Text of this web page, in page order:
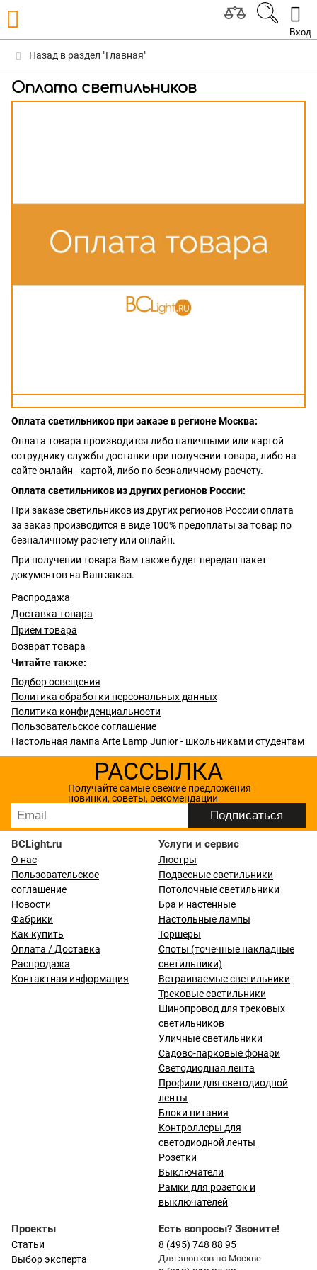
Вход
Назад в раздел "Главная"
Оплата светильников
Оплата светильников при заказе в регионе Москва:
Оплата товара производится либо наличными или картой
сотруднику службы доставки при получении товара, либо на
сайте онлайн - картой, либо по безналичному расчету.
Оплата светильников из других регионов России:
При заказе светильников из других регионов России оплата
за заказ производится в виде 100% предоплаты за товар по
безналичному расчету или онлайн.
При получении товара Вам также будет передан пакет
документов на Ваш заказ.
Распродажа
Доставка товара
Прием товара
Возврат товара
Читайте также:
Подбор освещения
Политика обработки персональных данных
Политика конфиденциальности
Пользовательское соглашение
Настольная лампа Arte Lamp Junior - школьникам и студентам
РАССЫЛКА
Получайте самые свежие предложения
новинки, советы, рекомендации
BCLight.ru
О нас
Пользовательское
соглашение
Новости
Фабрики
Как купить
Оплата / Доставка
Распродажа
Контактная информация
Услуги и сервис
Люстры
Подвесные светильники
Потолочные светильники
Бра и настенные
Настольные лампы
Торшеры
Споты (точечные накладные
светильники)
Встраиваемые светильники
Трековые светильники
Шинопровод для трековых
светильников
Уличные светильники
Садово-парковые фонари
Светодиодная лента
Профили для светодиодной
ленты
Блоки питания
Контроллеры для
светодиодной ленты
Розетки
Выключатели
Рамки для розеток и
выключателей
Проекты
Статьи
Выбор эксперта
Есть вопросы? Звоните!
8 (495) 748 88 95
Для звонков по Москве